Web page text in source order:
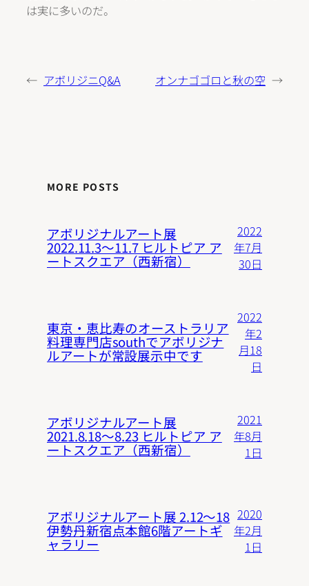
は実に多いのだ。
← アボリジニQ&A オンナゴゴロと秋の空 →
MORE POSTS
アボリジナルアート展
2022.11.3〜11.7 ヒルトピア ア
ートスクエア（西新宿）
2022
年7月
30日
東京・恵比寿のオーストラリア
料理専門店southでアボリジナ
ルアートが常設展示中です
2022
年2
月18
日
アボリジナルアート展
2021.8.18〜8.23 ヒルトピア ア
ートスクエア（西新宿）
2021
年8月
1日
アボリジナルアート展 2.12〜18
伊勢丹新宿点本館6階アートギ
ャラリー
2020
年2月
1日